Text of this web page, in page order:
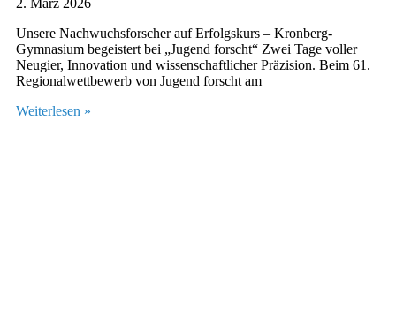
2. März 2026
Unsere Nachwuchsforscher auf Erfolgskurs – Kronberg-
Gymnasium begeistert bei „Jugend forscht“ Zwei Tage voller
Neugier, Innovation und wissenschaftlicher Präzision. Beim 61.
Regionalwettbewerb von Jugend forscht am
Weiterlesen »